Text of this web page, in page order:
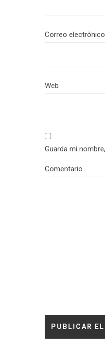
Correo electrónico
Web
Guarda mi
Comentario